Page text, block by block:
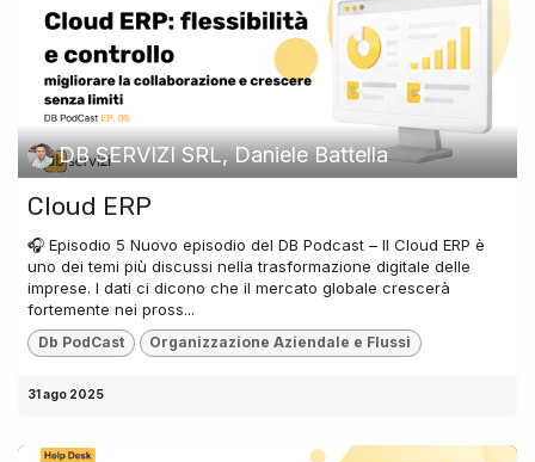
DB SERVIZI SRL, Daniele Battella
Cloud ERP
🎧 Episodio 5 Nuovo episodio del DB Podcast – Il Cloud ERP è
uno dei temi più discussi nella trasformazione digitale delle
imprese. I dati ci dicono che il mercato globale crescerà
fortemente nei pross...
Db PodCast Organizzazione Aziendale e Flussi
31 ago 2025